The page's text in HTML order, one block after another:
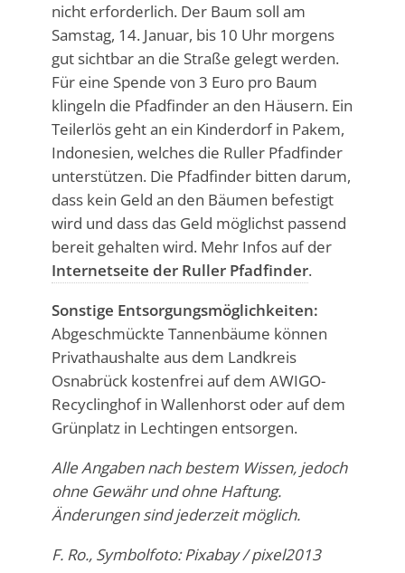
nicht erforderlich. Der Baum soll am
Samstag, 14. Januar, bis 10 Uhr morgens
gut sichtbar an die Straße gelegt werden.
Für eine Spende von 3 Euro pro Baum
klingeln die Pfadfinder an den Häusern. Ein
Teilerlös geht an ein Kinderdorf in Pakem,
Indonesien, welches die Ruller Pfadfinder
unterstützen. Die Pfadfinder bitten darum,
dass kein Geld an den Bäumen befestigt
wird und dass das Geld möglichst passend
bereit gehalten wird. Mehr Infos auf der
Internetseite der Ruller Pfadfinder.
Sonstige Entsorgungsmöglichkeiten:
Abgeschmückte Tannenbäume können
Privathaushalte aus dem Landkreis
Osnabrück kostenfrei auf dem AWIGO-
Recyclinghof in Wallenhorst oder auf dem
Grünplatz in Lechtingen entsorgen.
Alle Angaben nach bestem Wissen, jedoch
ohne Gewähr und ohne Haftung.
Änderungen sind jederzeit möglich.
F. Ro., Symbolfoto: Pixabay / pixel2013